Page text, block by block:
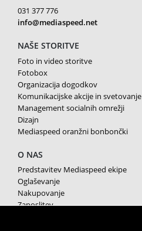
031 377 776
info@mediaspeed.net
NAŠE STORITVE
Foto in video storitve
Fotobox
Organizacija dogodkov
Komunikacijske akcije in svetovanje
Management socialnih omrežji
Dizajn
Mediaspeed oranžni bonbončki
O NAS
Predstavitev Mediaspeed ekipe
Oglaševanje
Nakupovanje
Zaposlitev